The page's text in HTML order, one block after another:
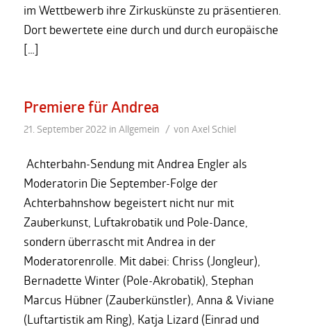
im Wettbewerb ihre Zirkuskünste zu präsentieren.
Dort bewertete eine durch und durch europäische
[…]
Premiere für Andrea
21. September 2022 in Allgemein / von Axel Schiel
Achterbahn-Sendung mit Andrea Engler als
Moderatorin Die September-Folge der
Achterbahnshow begeistert nicht nur mit
Zauberkunst, Luftakrobatik und Pole-Dance,
sondern überrascht mit Andrea in der
Moderatorenrolle. Mit dabei: Chriss (Jongleur),
Bernadette Winter (Pole-Akrobatik), Stephan
Marcus Hübner (Zauberkünstler), Anna & Viviane
(Luftartistik am Ring), Katja Lizard (Einrad und